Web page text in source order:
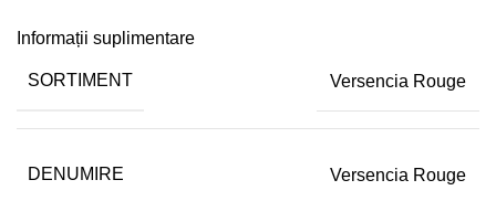
Informații suplimentare
SORTIMENT Versencia Rouge
DENUMIRE Versencia Rouge